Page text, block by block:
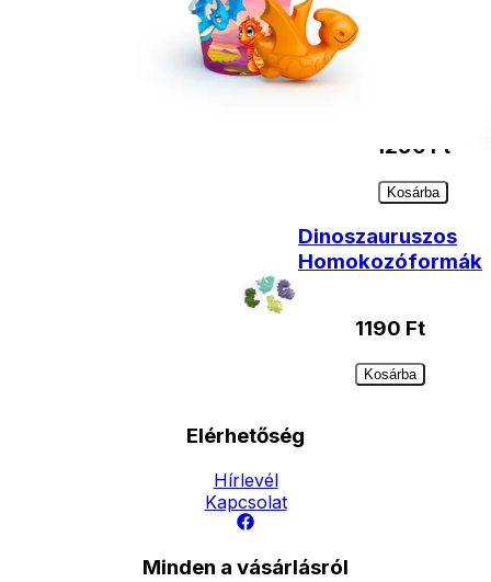
Locsolókanna
1290 Ft
Kosárba
Dinoszauruszos
Homokozóformák
1190 Ft
Kosárba
Elérhetőség
Hírlevél
Kapcsolat
Minden a vásárlásról